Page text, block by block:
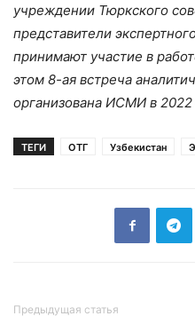
учреждении Тюркского
представители
принимают участие в
этом 8-ая встреча
организована ИСМИ в 2022
ТЕГИ ОТГ Узбекистан
Предыдущая статья